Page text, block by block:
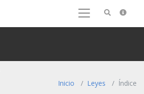
Inicio Leyes Índice